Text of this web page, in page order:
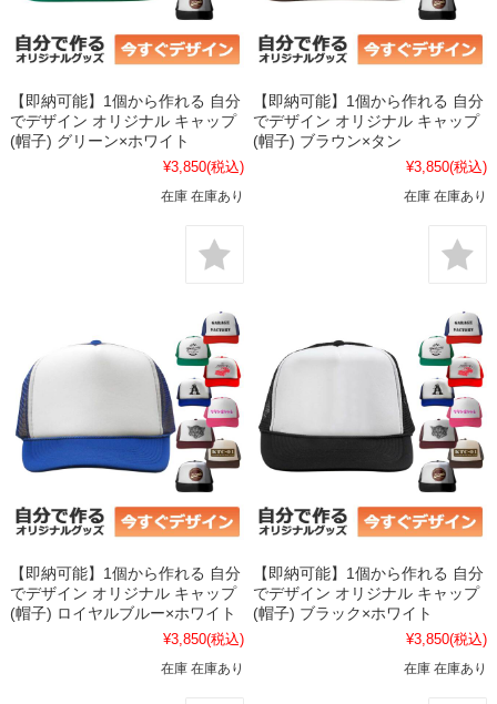
【即納可能】1個から作れる 自分
でデザイン オリジナル キャップ
(帽子) グリーン×ホワイト
¥3,850(税込)
在庫 在庫あり
【即納可能】1個から作れる 自分
でデザイン オリジナル キャップ
(帽子) ブラウン×タン
¥3,850(税込)
在庫 在庫あり
【即納可能】1個から作れる 自分
でデザイン オリジナル キャップ
(帽子) ロイヤルブルー×ホワイト
¥3,850(税込)
在庫 在庫あり
【即納可能】1個から作れる 自分
でデザイン オリジナル キャップ
(帽子) ブラック×ホワイト
¥3,850(税込)
在庫 在庫あり